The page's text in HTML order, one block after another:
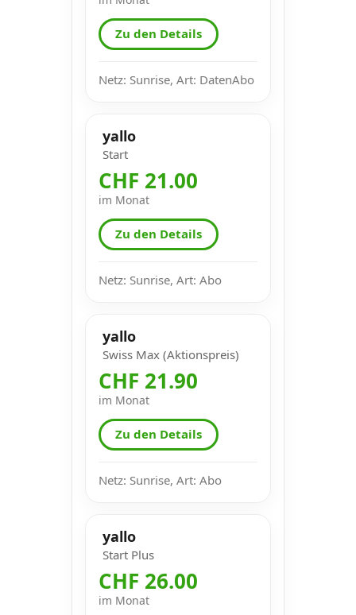
Zu den Details
Netz: Sunrise, Art: DatenAbo
yallo
Start
CHF 21.00
im Monat
Zu den Details
Netz: Sunrise, Art: Abo
yallo
Swiss Max (Aktionspreis)
CHF 21.90
im Monat
Zu den Details
Netz: Sunrise, Art: Abo
yallo
Start Plus
CHF 26.00
im Monat